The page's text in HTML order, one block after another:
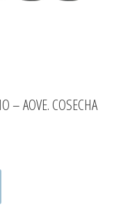
– AOVE. COSECHA